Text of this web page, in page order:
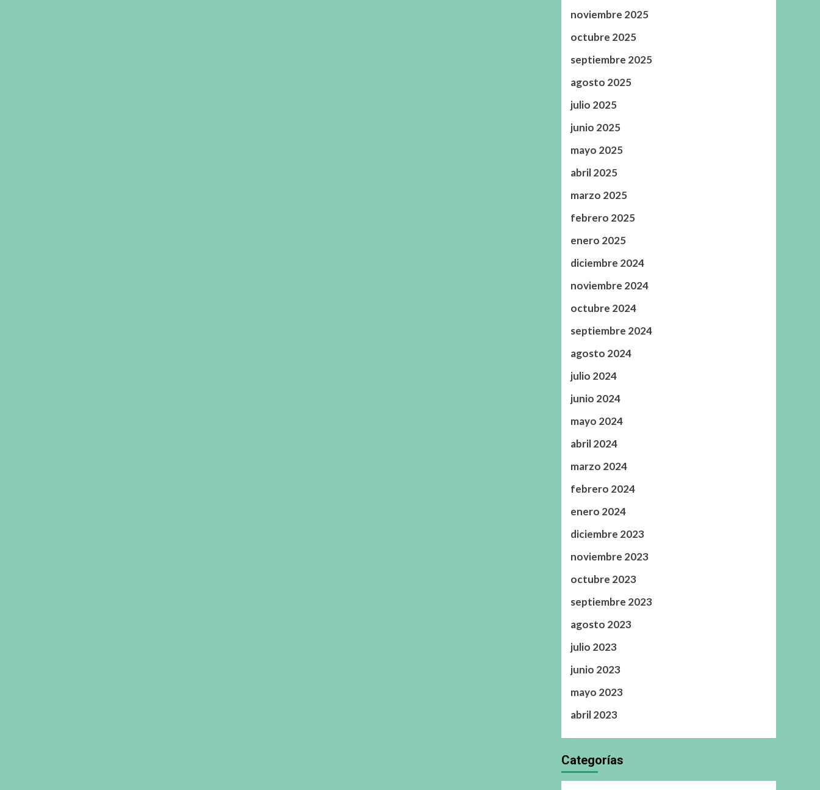
noviembre 2025
octubre 2025
septiembre 2025
agosto 2025
julio 2025
junio 2025
mayo 2025
abril 2025
marzo 2025
febrero 2025
enero 2025
diciembre 2024
noviembre 2024
octubre 2024
septiembre 2024
agosto 2024
julio 2024
junio 2024
mayo 2024
abril 2024
marzo 2024
febrero 2024
enero 2024
diciembre 2023
noviembre 2023
octubre 2023
septiembre 2023
agosto 2023
julio 2023
junio 2023
mayo 2023
abril 2023
Categorías